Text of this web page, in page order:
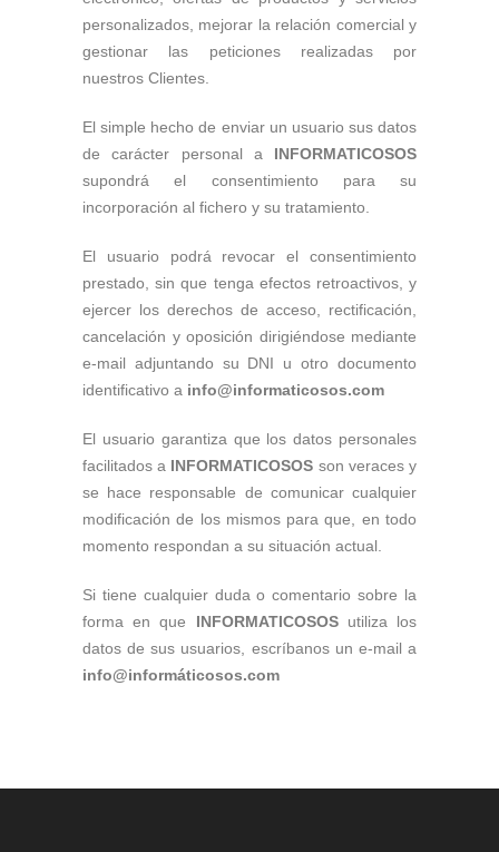
personalizados, mejorar la relación comercial y
gestionar las peticiones realizadas por
nuestros Clientes.
El simple hecho de enviar un usuario sus datos
de carácter personal a INFORMATICOSOS
supondrá el consentimiento para su
incorporación al fichero y su tratamiento.
El usuario podrá revocar el consentimiento
prestado, sin que tenga efectos retroactivos, y
ejercer los derechos de acceso, rectificación,
cancelación y oposición dirigiéndose mediante
e-mail adjuntando su DNI u otro documento
identificativo a info@informaticosos.com
El usuario garantiza que los datos personales
facilitados a INFORMATICOSOS son veraces y
se hace responsable de comunicar cualquier
modificación de los mismos para que, en todo
momento respondan a su situación actual.
Si tiene cualquier duda o comentario sobre la
forma en que INFORMATICOSOS utiliza los
datos de sus usuarios, escríbanos un e-mail a
info@informáticosos.com